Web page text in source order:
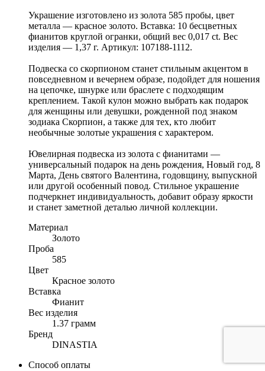
Украшение изготовлено из золота 585 пробы, цвет
металла — красное золото. Вставка: 10 бесцветных
фианитов круглой огранки, общий вес 0,017 ct. Вес
изделия — 1,37 г. Артикул: 107188-1112.
Подвеска со скорпионом станет стильным акцентом в
повседневном и вечернем образе, подойдет для ношения
на цепочке, шнурке или браслете с подходящим
креплением. Такой кулон можно выбрать как подарок
для женщины или девушки, рожденной под знаком
зодиака Скорпион, а также для тех, кто любит
необычные золотые украшения с характером.
Ювелирная подвеска из золота с фианитами —
универсальный подарок на день рождения, Новый год, 8
Марта, День святого Валентина, годовщину, выпускной
или другой особенный повод. Стильное украшение
подчеркнет индивидуальность, добавит образу яркости
и станет заметной деталью личной коллекции.
Материал
Золото
Проба
585
Цвет
Красное золото
Вставка
Фианит
Вес изделия
1.37 грамм
Бренд
DINASTIA
Способ оплаты